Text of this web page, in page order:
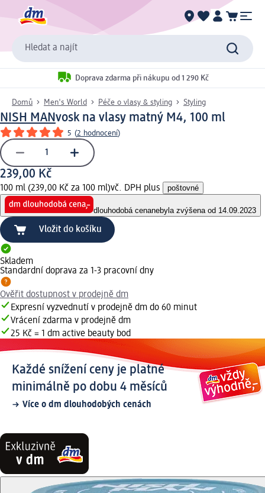
Hledat a najít
Doprava zdarma při nákupu od 1 290 Kč
Domů Men's World Péče o vlasy & styling Styling
NISH MANvosk na vlasy matný M4, 100 ml
5 (2 hodnocení)
239,00 Kč
100 ml (239,00 Kč za 100 ml)vč. DPH plus poštovné
dlouhodobá cenanebyla zvýšena od 14.09.2023
Vložit do košíku
Skladem
Standardní doprava za 1-3 pracovní dny
Ověřit dostupnost v prodejně dm
Expresní vyzvednutí v prodejně dm do 60 minut
Vrácení zdarma v prodejně dm
25 Kč = 1 dm active beauty bod
Každé snížení ceny je platné
minimálně po dobu 4 měsíců
Více o dm dlouhodobých cenách